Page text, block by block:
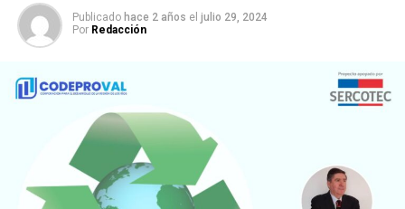
Publicado hace 2 años el julio 29, 2024
Por Redacción